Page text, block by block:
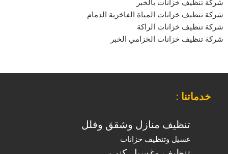
شركة تنظيف خزانات المياة الفاخرية الدمام
شركة تنظيف خزانات الراكة
شركة تنظيف خزانات الخزامي الخبر
خدماتنا :
تنظيف منازل وشقق وفلل
غسيل وتنظيف خزانات